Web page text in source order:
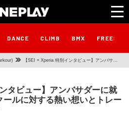
DANCE CLIMB BMX
【SEI × Xperia 特別インタビュー】アンバサダ
想いとトレーサーとしてのスタイル
タビュー】アンバサダーに就
ルに対する熱い想いとトレー